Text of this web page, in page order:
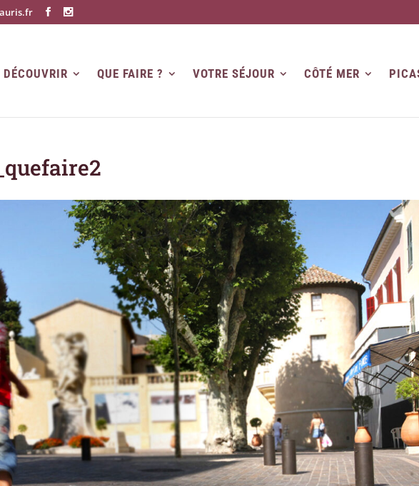
DÉCOUVRIR QUE FAIRE ? VOTRE SÉJOUR CÔTÉ MER